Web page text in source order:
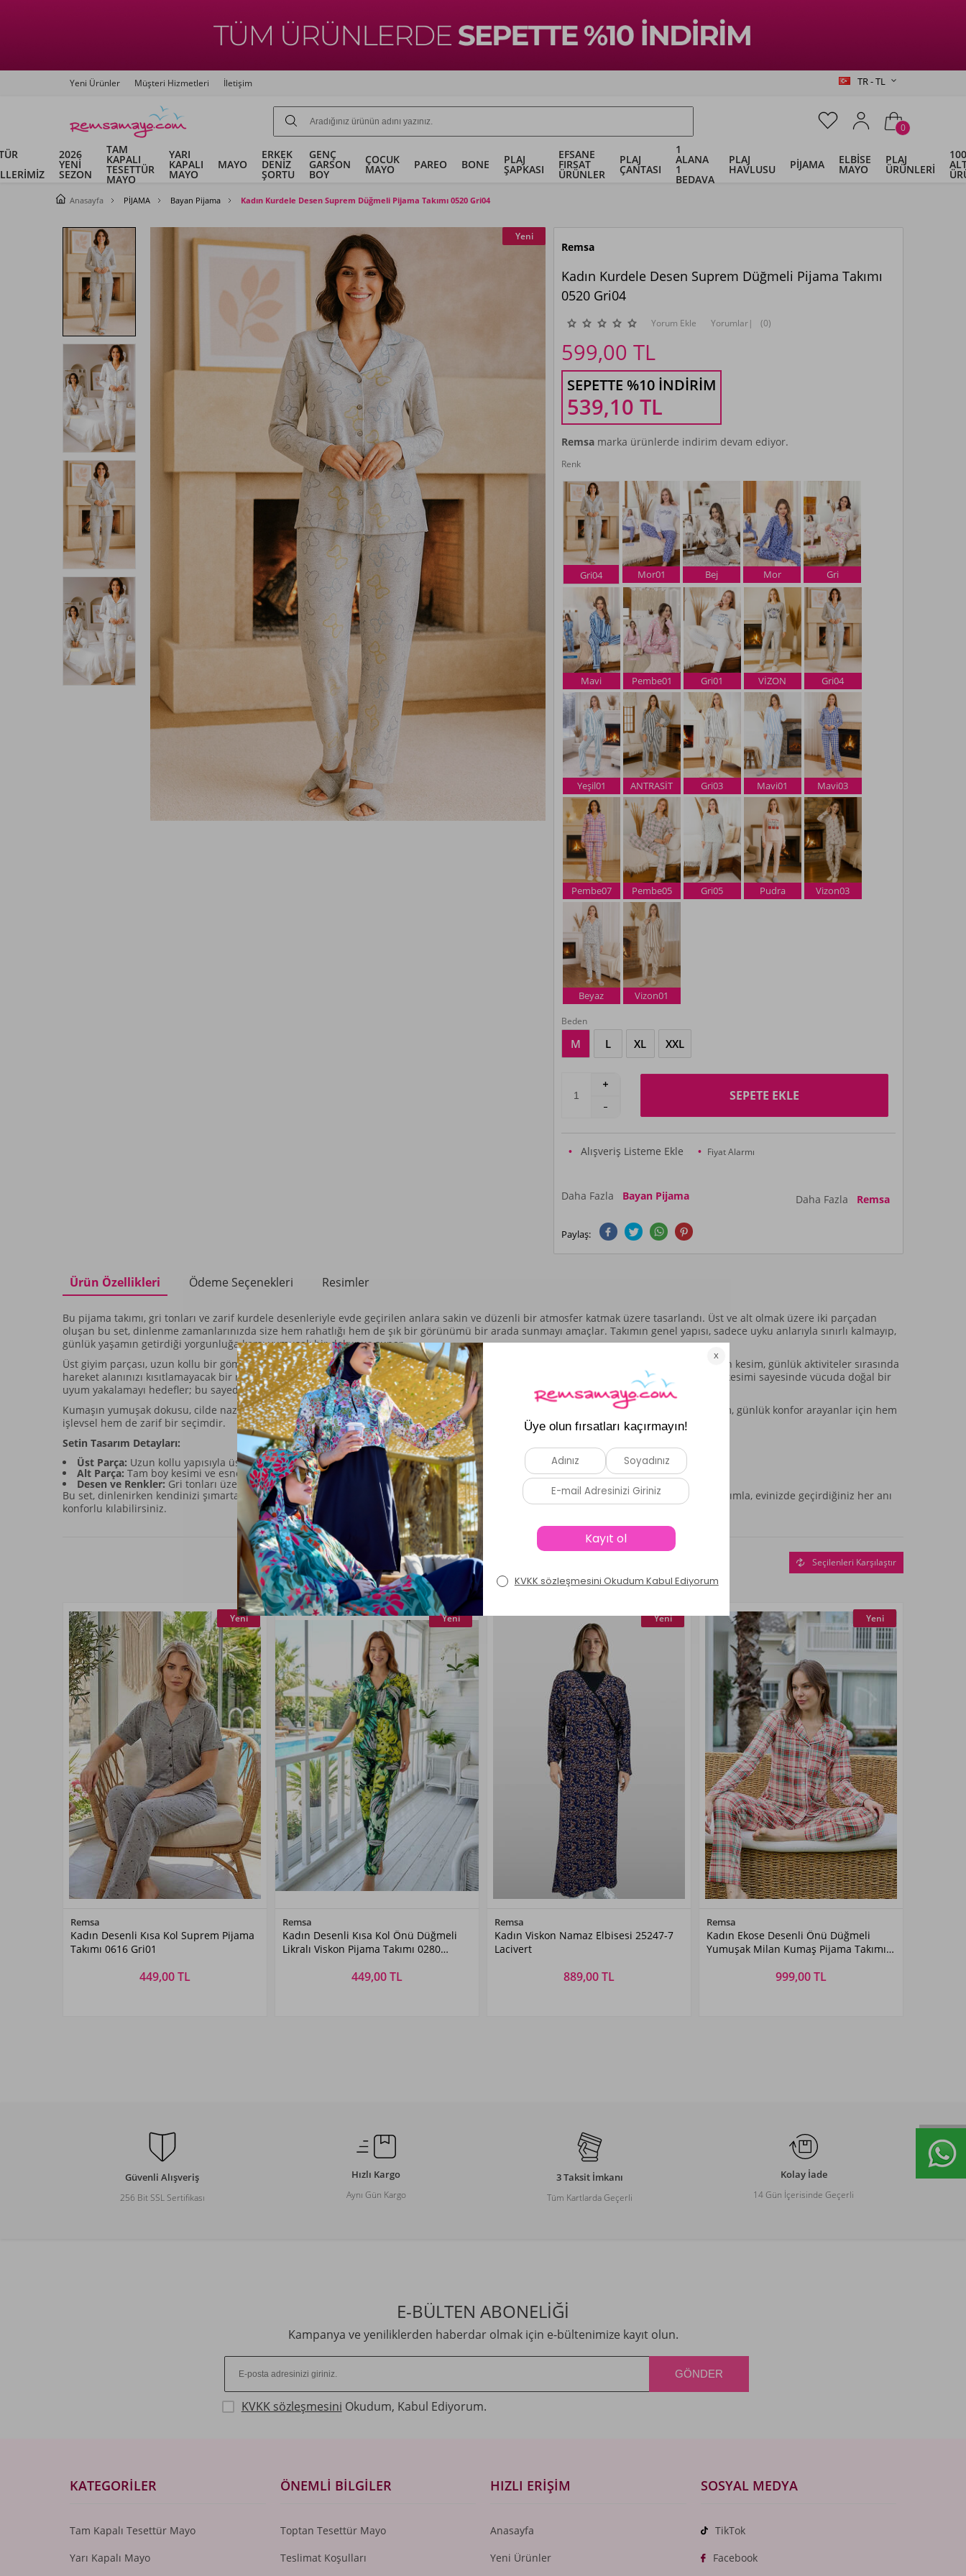
Yeni Ürünler Müşteri Hizmetleri İletişim TR - TL
0
2026
YENİ
SEZON
TAM
KAPALI
TESETTÜR
MAYO
YARI
KAPALI
MAYO
MAYO
ERKEK
DENİZ
ŞORTU
GENÇ
GARSON
BOY
ÇOCUK
MAYO PAREO BONE PLAJ
ŞAPKASI
EFSANE
FIRSAT
ÜRÜNLER
PLAJ
ÇANTASI
1
ALANA
1
BEDAVA
PLAJ
HAVLUSU PİJAMA ELBİSE
MAYO
PLAJ
ÜRÜNLERİ
Anasayfa PİJAMA Bayan Pijama Kadın Kurdele Desen Suprem Düğmeli Pijama Takımı 0520 Gri04
Yeni
Remsa
Kadın Kurdele Desen Suprem Düğmeli Pijama Takımı
0520 Gri04
Yorum Ekle Yorumlar| (0)
599,00 TL
SEPETTE %10 İNDIRIM
539,10 TL
Remsamarka ürünlerde indirim devam ediyor.
Renk
Gri04 Mor01 Bej Mor Gri
Mavi Pembe01 Gri01 VİZON Gri04
Yeşil01 ANTRASİT Gri03 Mavi01 Mavi03
Pembe07 Pembe05 Gri05 Pudra Vizon03
Beyaz Vizon01
Beden
M L XL XXL
SEPETE EKLE
Alışveriş Listeme Ekle Fiyat Alarmı
Daha Fazla Bayan Pijama Daha Fazla Remsa
Paylaş:
Ürün Özellikleri Ödeme Seçenekleri Resimler
Bu pijama takımı, gri tonları ve zarif kurdele desenleriyle evde geçirilen anlara sakin ve düzenli bir atmosfer katmak üzere tasarlandı. Üst ve alt olmak üzere iki parçadan
oluşan bu set, dinlenme zamanlarınızda size hem rahatlığı hem de şık bir görünümü bir arada sunmayı amaçlar. Takımın genel yapısı, sadece uyku anlarıyla sınırlı kalmayıp,
günlük yaşamın getirdiği yorgunluğa karşı yumuşak bir dokunuş sunar.
Üst giyim parçası, uzun kollu bir gömlek formunda olup, ön kısımda yer alan düğmeli detay takıma klasik ve özenli bir bitiş katıyor. Bu uzun kesim, günlük aktiviteler sırasında
hareket alanınızı kısıtlamayacak bir rahatlık sunarken, desenli yapısıyla görsel bir zenginlik ekliyor. Alt pantolon ise esnek beli ve tam boy kesimi sayesinde vücuda doğal bir
uyum yakalamayı hedefler; bu sayede uzun süre dinlenme anlarında bile rahatlık hissi desteklenir.
Kumaşın yumuşak dokusu, cilde nazik bir temas hissi verirken, gri zemin üzerindeki kurdele motifleri takıma özel bir hava katıyor. Bu takım, günlük konfor arayanlar için hem
işlevsel hem de zarif bir seçimdir.
Setin Tasarım Detayları:
Üst Parça: Uzun kollu yapısıyla üst gövdeye bütünleyici bir örtü hissi verir ve düğmeli yaka detayı ile özenli bir görünüm sağlar.
Alt Parça: Tam boy kesimi ve esnek beli sayesinde vücuda doğal bir uyum yakalar, hareket özgürlüğünü destekler.
Desen ve Renkler: Gri tonları üzerine yerleştirilmiş kurdele desenleri, takıma sakin ve zarif bir estetik katar.
Bu set, dinlenirken kendinizi şımartabileceğiniz, rahatlığı ön planda tutan bir parçadır. Günlük yaşamınızın temposuna eşlik edecek bu takımla, evinizde geçirdiğiniz her anı
konforlu kılabilirsiniz.
Benzer Ürünler
Seçilenleri Karşılaştır
Gri01
Yeni
Remsa
Kadın Desenli Kısa Kol Suprem Pijama
Takımı 0616 Gri01
449,00 TL
Yeşil01
Yeni
Remsa
Kadın Desenli Kısa Kol Önü Düğmeli
Likralı Viskon Pijama Takımı 0280
449,00 TL
Lacivert
Yeni
Remsa
Kadın Viskon Namaz Elbisesi 25247-7
Lacivert
889,00 TL
Bej
Yeni
Remsa
Kadın Ekose Desenli Önü Düğmeli
Yumuşak Milan Kumaş Pijama Takımı
999,00 TL
Güvenli Alışveriş
256 Bit SSL Sertifikası
Hızlı Kargo
Aynı Gün Kargo
3 Taksit İmkanı
Tüm Kartlarda Geçerli
Kolay İade
14 Gün İçerisinde Geçerli
E-BÜLTEN ABONELİĞİ
Kampanya ve yeniliklerden haberdar olmak için e-bültenimize kayıt olun.
KVKK sözleşmesini Okudum, Kabul Ediyorum.
KATEGORILER
Tam Kapalı Tesettür Mayo
Yarı Kapalı Mayo
ÖNEMLI BILGILER
Toptan Tesettür Mayo
Teslimat Koşulları
HIZLI ERIŞIM
Anasayfa
Yeni Ürünler
SOSYAL MEDYA
TikTok
Facebook